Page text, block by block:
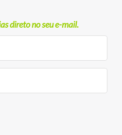
direto no seu e-mail.